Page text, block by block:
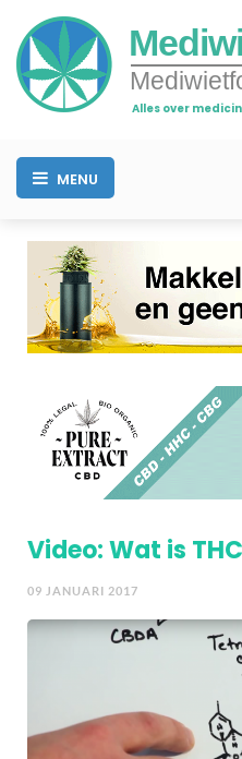
Alles over
MENU
Video: Wat is
09 JANUARI 2017